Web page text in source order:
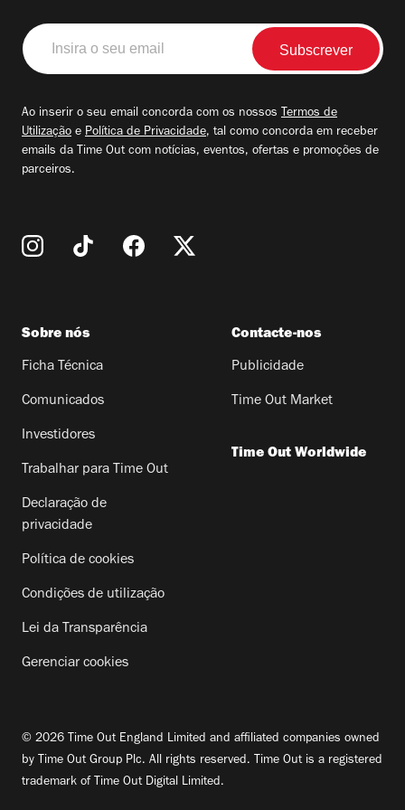
Insira
o
seu
Ao inserir o seu email concorda com os nossos Termos de
Utilização e Política de Privacidade, tal como concorda em receber
emails da Time Out com notícias, eventos, ofertas e promoções de
parceiros.
Sobre nós
Ficha Técnica
Comunicados
Investidores
Trabalhar para Time Out
Declaração de
privacidade
Política de cookies
Condições de utilização
Lei da Transparência
Gerenciar cookies
Contacte-nos
Publicidade
Time Out Market
Time Out Worldwide
© 2026 Time Out England Limited and affiliated companies owned
by Time Out Group Plc. All rights reserved. Time Out is a registered
trademark of Time Out Digital Limited.